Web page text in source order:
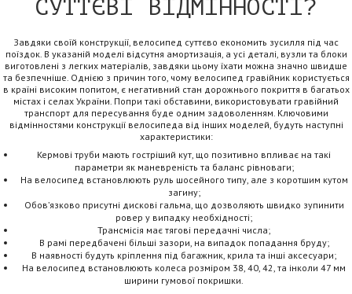
СУТТЄВІ ВІДМІННОСТІ?
Завдяки своїй конструкції, велосипед суттєво економить зусилля під час
поїздок. В указаній моделі відсутня амортизація, а усі деталі, вузли та блоки
виготовлені з легких матеріалів, завдяки цьому їхати можна значно швидше
та безпечніше. Однією з причин того, чому велосипед гравійник користується
в країні високим попитом, є негативний стан дорожнього покриття в багатьох
містах і селах України. Попри такі обставини, використовувати гравійний
транспорт для пересування буде одним задоволенням. Ключовими
відмінностями конструкції велосипеда від інших моделей, будуть наступні
характеристики:
Кермові труби мають гостріший кут, що позитивно впливає на такі
параметри як маневреність та баланс рівноваги;
На велосипед встановлюють руль шосейного типу, але з коротшим кутом
загину;
Обов’язково присутні дискові гальма, що дозволяють швидко зупинити
ровер у випадку необхідності;
Трансмісія має тягові передачні числа;
В рамі передбачені більші зазори, на випадок попадання бруду;
В наявності будуть кріплення під багажник, крила та інші аксесуари;
На велосипед встановлюють колеса розміром 38, 40, 42, та інколи 47 мм
ширини гумової покришки.